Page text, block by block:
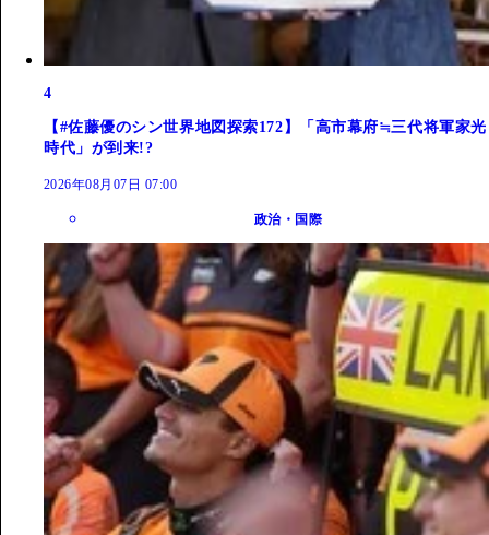
4
【#佐藤優のシン世界地図探索172】「高市幕府≒三代将軍家光
時代」が到来!?
2026年08月07日 07:00
政治・国際